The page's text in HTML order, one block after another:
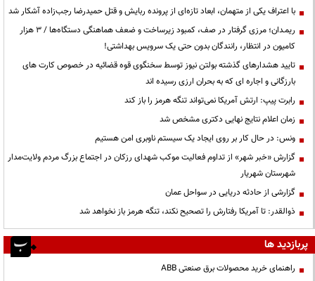
با اعتراف یکی از متهمان، ابعاد تازه‌ای از پرونده ربایش و قتل حمیدرضا رجب‌زاده آشکار شد
ریمـدان؛ مرزی گرفتار در صف، کمبود زیرساخت و ضعف هماهنگی دستگاه‌ها / ۳ هزار
کامیون در انتظار، رانندگان بدون حتی یک سرویس بهداشتی!
تایید هشدارهای گذشته بولتن نیوز توسط سخنگوی قوه قضائیه در خصوص کارت های
بارزگانی و اجاره ای که به بحران ارزی رسیده اند
رابرت پیپ: ارتش آمریکا نمی‌تواند تنگه هرمز را باز کند
زمان اعلام نتایج نهایی دکتری مشخص شد
ونس: در حال کار بر روی ایجاد یک سیستم ناوبری امن هستیم
گزارش «خبر شهر» از تداوم فعالیت موکب شهدای رزکان در اجتماع بزرگ مردم ولایت‌مدار
شهرستان شهریار
گزارشی از حادثه دریایی در سواحل عمان
ذوالقدر: تا آمریکا رفتارش را تصحیح نکند، تنگه هرمز باز نخواهد شد
پربازدید ها
راهنمای خرید محصولات برق صنعتی ABB